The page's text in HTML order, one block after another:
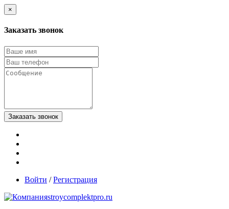
×
Заказать звонок
Войти /Регистрация
stroycomplektpro.ru